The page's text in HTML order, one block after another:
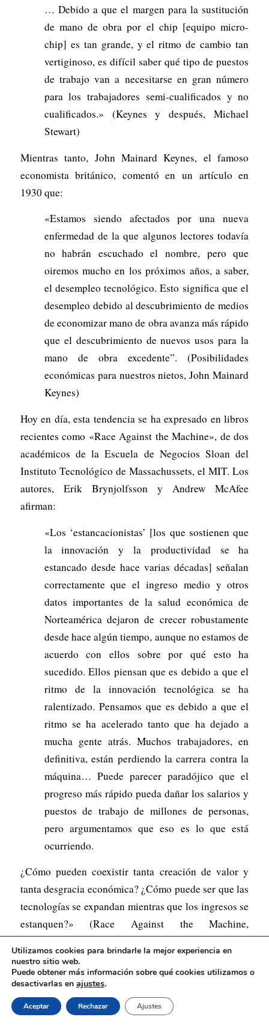
… Debido a que el margen para la sustitución
de mano de obra por el chip [equipo micro-
chip] es tan grande, y el ritmo de cambio tan
vertiginoso, es difícil saber qué tipo de puestos
de trabajo van a necesitarse en gran número
para los trabajadores semi-cualificados y no
cualificados.» (Keynes y después, Michael
Stewart)
Mientras tanto, John Mainard Keynes, el famoso
economista británico, comentó en un artículo en
1930 que:
«Estamos siendo afectados por una nueva
enfermedad de la que algunos lectores todavía
no habrán escuchado el nombre, pero que
oiremos mucho en los próximos años, a saber,
el desempleo tecnológico. Esto significa que el
desempleo debido al descubrimiento de medios
de economizar mano de obra avanza más rápido
que el descubrimiento de nuevos usos para la
mano de obra excedente”. (Posibilidades
económicas para nuestros nietos, John Mainard
Keynes)
Hoy en día, esta tendencia se ha expresado en libros
recientes como «Race Against the Machine», de dos
académicos de la Escuela de Negocios Sloan del
Instituto Tecnológico de Massachussets, el MIT. Los
autores, Erik Brynjolfsson y Andrew McAfee
afirman:
«Los ‘estancacionistas’ [los que sostienen que
la innovación y la productividad se ha
estancado desde hace varias décadas] señalan
correctamente que el ingreso medio y otros
datos importantes de la salud económica de
Norteamérica dejaron de crecer robustamente
desde hace algún tiempo, aunque no estamos de
acuerdo con ellos sobre por qué esto ha
sucedido. Ellos piensan que es debido a que el
ritmo de la innovación tecnológica se ha
ralentizado. Pensamos que es debido a que el
ritmo se ha acelerado tanto que ha dejado a
mucha gente atrás. Muchos trabajadores, en
definitiva, están perdiendo la carrera contra la
máquina… Puede parecer paradójico que el
progreso más rápido pueda dañar los salarios y
puestos de trabajo de millones de personas,
pero argumentamos que eso es lo que está
ocurriendo.
¿Cómo pueden coexistir tanta creación de valor y
tanta desgracia económica? ¿Cómo puede ser que las
tecnologías se expandan mientras que los ingresos se
estanquen?» (Race Against the Machine,
Brynjolfsson y McAfee)
En otras palabras, la mejora de la tecnología y el
aumento de la productividad, en lugar de elevar los
niveles de vida, en realidad han provocado su
descenso para la gran mayoría, creando el
Utilizamos cookies para brindarle la mejor experiencia en
nuestro sitio web.
Puede obtener más información sobre qué cookies utilizamos o
desactivarlas en ajustes.
Aceptar Rechazar Ajustes